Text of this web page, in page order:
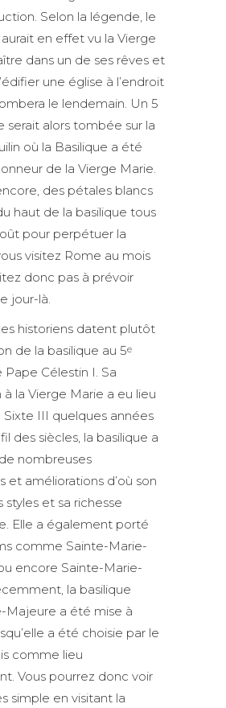
Selon la légende, le
en effet vu la Vierge
dans un de ses rêves et
une église à l’endroit
le lendemain. Un 5
serait alors tombée sur la
où la Basilique a été
de la Vierge Marie.
des pétales blancs
haut de la basilique tous
pour perpétuer la
visitez Rome au mois
donc pas à prévoir
jour-là.
historiens datent plutôt
de la basilique au 5e
Pape Célestin I. Sa
la Vierge Marie a eu lieu
Sixte III quelques années
des siècles, la basilique a
nombreuses
et améliorations d’où son
et sa richesse
Elle a également porté
comme Sainte-Marie-
encore Sainte-Marie-
la basilique
Majeure a été mise à
a été choisie par le
comme lieu
Vous pourrez donc voir
simple en visitant la